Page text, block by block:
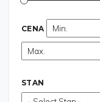
CENA
STAN